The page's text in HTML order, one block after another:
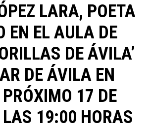
LARA, POETA
EN EL AULA DE
DE ÁVILA’
DE ÁVILA EN
17 DE
LAS 19:00 HORAS